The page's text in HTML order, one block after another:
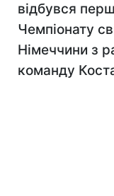
відбувся
Чемпіонату
Німеччини з
команду